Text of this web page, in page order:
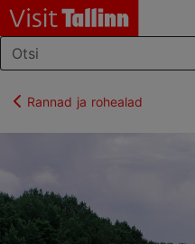
Rannad ja rohealad